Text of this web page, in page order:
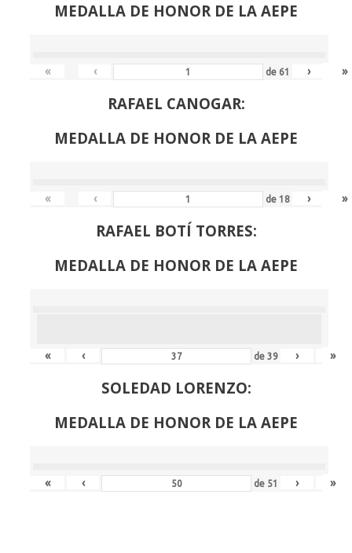
MEDALLA DE HONOR DE LA AEPE
« ‹ de 61 › »
RAFAEL CANOGAR:
MEDALLA DE HONOR DE LA AEPE
« ‹ de18 › »
RAFAEL BOTÍ TORRES:
MEDALLA DE HONOR DE LA AEPE
« ‹ de39 › »
SOLEDAD LORENZO:
MEDALLA DE HONOR DE LA AEPE
« ‹ de 51 › »